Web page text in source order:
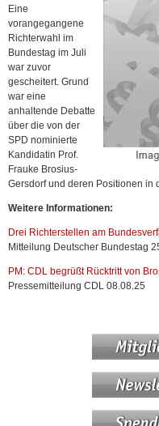
Eine
vorangegangene
Richterwahl im
Bundestag im Juli
war zuvor
gescheitert. Grund
war eine
anhaltende Debatte
über die von der
SPD nominierte
Kandidatin Prof.
Frauke Brosius-
Gersdorf und deren Positionen in
Weitere Informationen:
Drei Richterstellen am
Mitteilung Deutscher Bundestag
PM: CDL begrüßt Rücktritt von
Pressemitteilung CDL 08.08.25